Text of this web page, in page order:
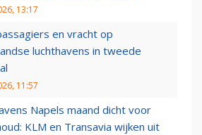
13:17
en vracht op
luchthavens in tweede
11:57
Napels maand dicht voor
KLM en Transavia wijken uit